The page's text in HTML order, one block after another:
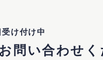
け付け中
問い合わせく